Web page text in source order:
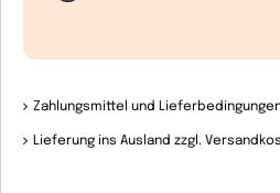
Zahlungsmittel und
Lieferung ins Ausland zzgl.